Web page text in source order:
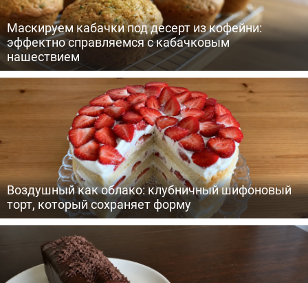
Маскируем кабачки под десерт из кофейни:
эффектно справляемся с кабачковым
нашествием
Воздушный как облако: клубничный шифоновый
торт, который сохраняет форму